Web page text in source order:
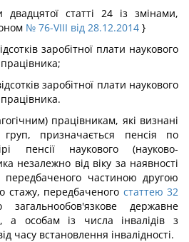
статті 24 із змінами,
№ 76-VIII від 28.12.2014 }
заробітної плати наукового
заробітної плати наукового
працівникам, які визнані
призначається пенсія по
пенсії наукового (науково-
незалежно від віку за наявності
передбаченого частиною другою
стажу, передбаченого статтею 32
державне
а особам із числа інвалідів з
часу встановлення інвалідності.